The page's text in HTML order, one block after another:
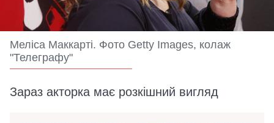
Меліса Маккарті. Фото Getty Images, колаж
"Телеграфу"
Зараз акторка має розкішний вигляд